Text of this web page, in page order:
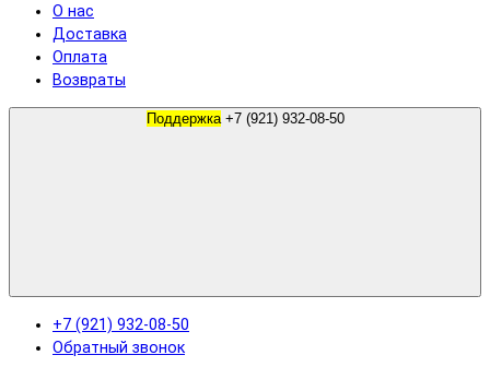
О нас
Доставка
Оплата
Возвраты
Поддержка +7 (921) 932-08-50
+7 (921) 932-08-50
Обратный звонок